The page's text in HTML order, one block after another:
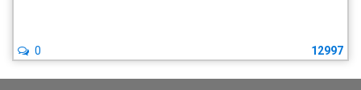
12997
0